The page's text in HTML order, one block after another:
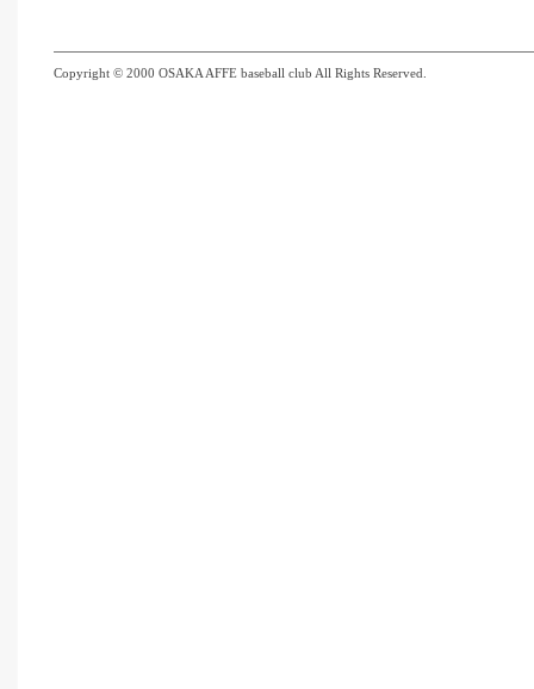
Copyright © 2000 OSAKA AFFE baseball club All Rights Reserved.